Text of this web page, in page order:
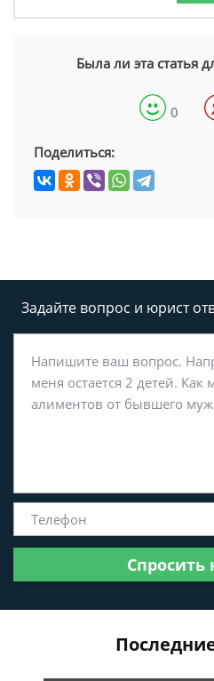
Была ли эта статья
0
Поделиться:
Задайте вопрос и юрист
Спросить